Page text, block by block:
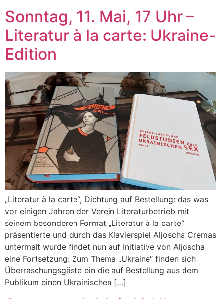
Sonntag, 11. Mai, 17 Uhr –
Literatur à la carte: Ukraine-
Edition
„Literatur à la carte“, Dichtung auf Bestellung: das was
vor einigen Jahren der Verein Literaturbetrieb mit
seinem besonderen Format „Literatur à la carte“
präsentierte und durch das Klavierspiel Aljoscha Cremas
untermalt wurde findet nun auf Initiative von Aljoscha
eine Fortsetzung: Zum Thema „Ukraine“ finden sich
Überraschungsgäste ein die auf Bestellung aus dem
Publikum einen Ukrainischen […]